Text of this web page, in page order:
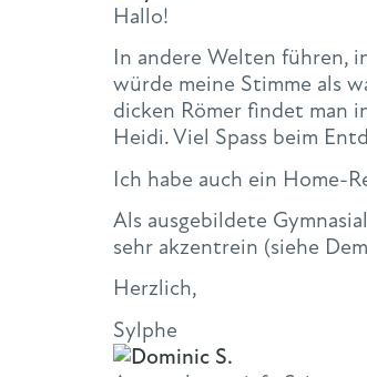
Hallo!
In andere Welten führen,
würde meine Stimme als
dicken Römer findet man
Heidi. Viel Spass beim
Ich habe auch ein Home-
Als ausgebildete
sehr akzentrein (siehe
Herzlich,
Sylphe